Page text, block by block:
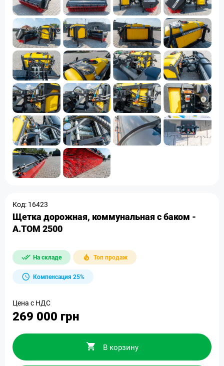
Код: 16423
Щетка дорожная, коммунальная с баком -
А.ТОМ 2500
На складе Топ продаж
Компенсация 25%
Цена с НДС
269 000 грн
В корзину